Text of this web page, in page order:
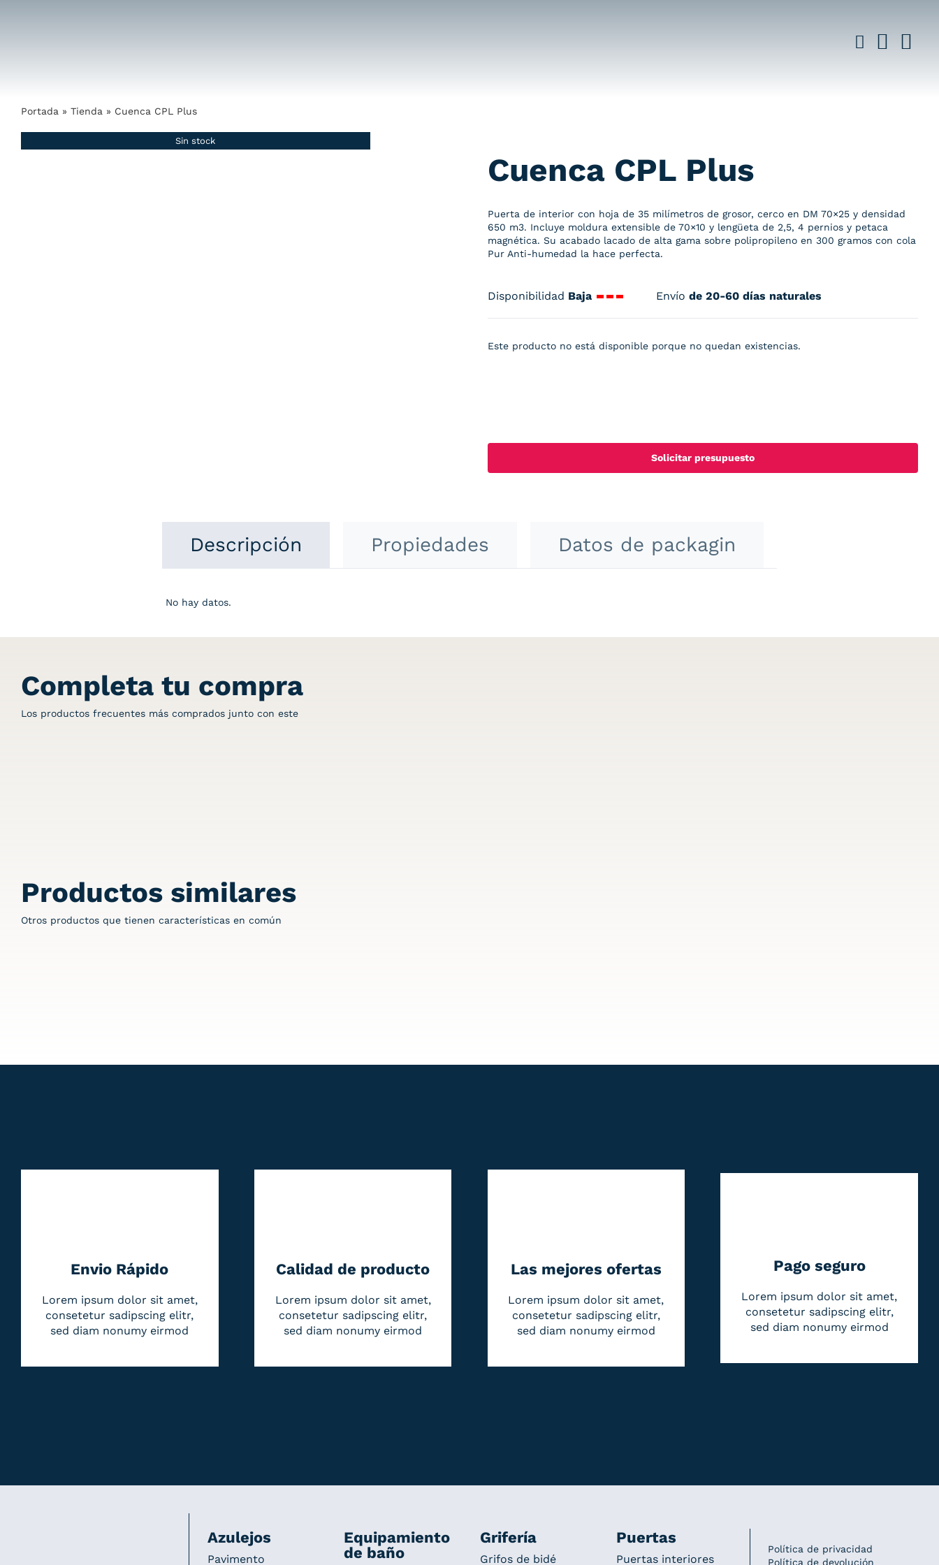
Portada » Tienda » Cuenca CPL Plus
Sin stock
Cuenca CPL Plus
Puerta de interior con hoja de 35 milímetros de grosor, cerco en DM 70×25 y densidad
650 m3. Incluye moldura extensible de 70×10 y lengüeta de 2,5, 4 pernios y petaca
magnética. Su acabado lacado de alta gama sobre polipropileno en 300 gramos con cola
Pur Anti-humedad la hace perfecta.
Disponibilidad Baja Envío de 20-60 días naturales
Este producto no está disponible porque no quedan existencias.
Solicitar presupuesto
Descripción Propiedades Datos de packagin
No hay datos.
Completa tu compra
Los productos frecuentes más comprados junto con este
Productos similares
Otros productos que tienen características en común
Envio Rápido
Lorem ipsum dolor sit amet,
consetetur sadipscing elitr,
sed diam nonumy eirmod
Calidad de producto
Lorem ipsum dolor sit amet,
consetetur sadipscing elitr,
sed diam nonumy eirmod
Las mejores ofertas
Lorem ipsum dolor sit amet,
consetetur sadipscing elitr,
sed diam nonumy eirmod
Pago seguro
Lorem ipsum dolor sit amet,
consetetur sadipscing elitr,
sed diam nonumy eirmod
Azulejos
Pavimento
Equipamiento
de baño
Grifería
Grifos de bidé
Puertas
Puertas interiores
Política de privacidad
Política de devolución